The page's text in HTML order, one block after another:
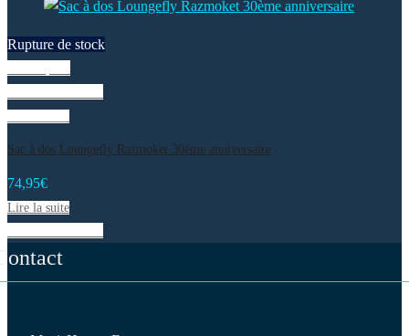
Rupture de stock
Sac à dos Loungefly Razmoket 30ème anniversaire
74,95€
Lire la suite